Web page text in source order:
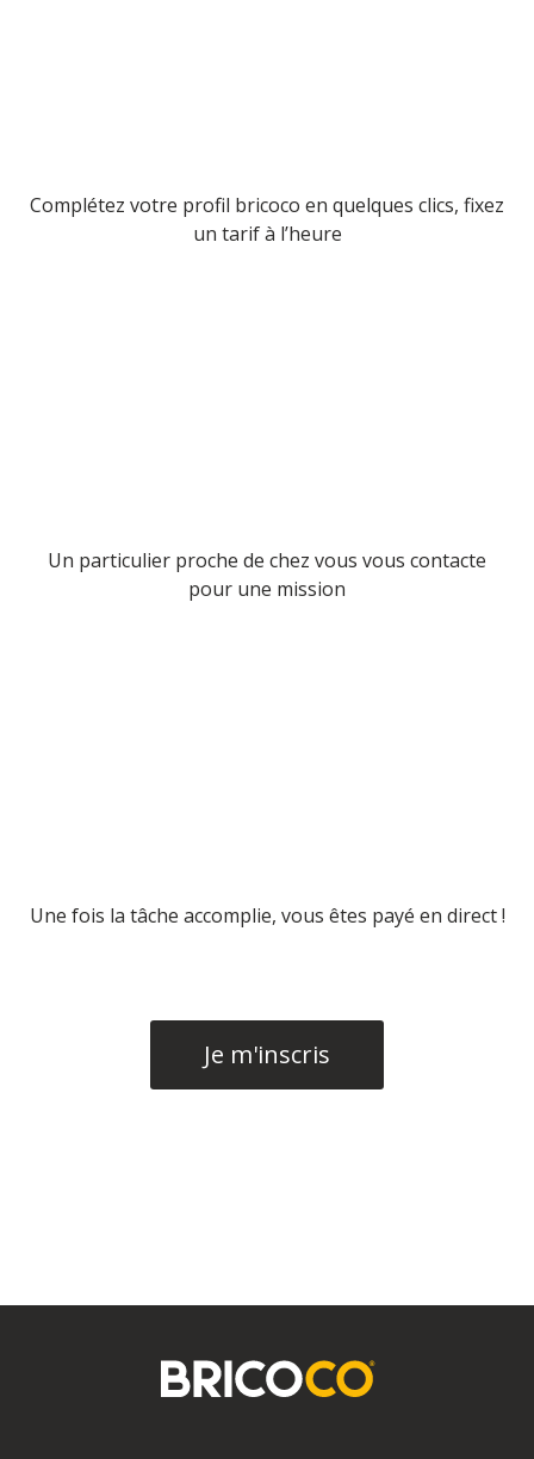
Complétez votre profil bricoco en quelques clics, fixez
un tarif à l’heure
Un particulier proche de chez vous vous contacte
pour une mission
Une fois la tâche accomplie, vous êtes payé en direct !
Je m'inscris